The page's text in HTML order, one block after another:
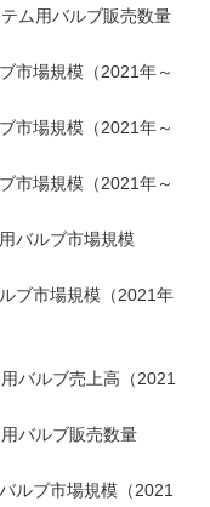
ム用バルブ販売数量
市場規模（2021年～
市場規模（2021年～
市場規模（2021年～
バルブ市場規模
ブ市場規模（2021年
バルブ売上高（2021
バルブ販売数量
ルブ市場規模（2021